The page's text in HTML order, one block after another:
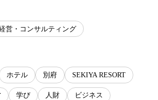
営・コンサルティング
ホテル 別府 SEKIYA RESORT
学び 人財 ビジネス